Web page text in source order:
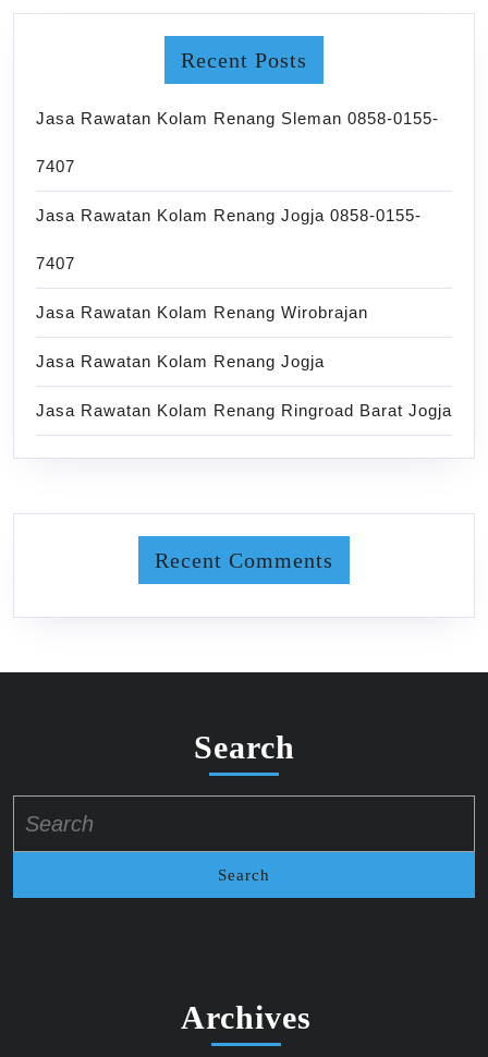
Recent Posts
Jasa Rawatan Kolam Renang Sleman 0858-0155-
7407
Jasa Rawatan Kolam Renang Jogja 0858-0155-
7407
Jasa Rawatan Kolam Renang Wirobrajan
Jasa Rawatan Kolam Renang Jogja
Jasa Rawatan Kolam Renang Ringroad Barat Jogja
Recent Comments
Search
for:
Archives